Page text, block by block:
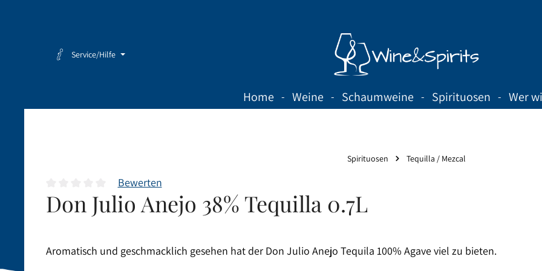
Service/Hilfe
Home Weine Schaumweine Spirituosen Wer
Spirituosen Tequilla / Mezcal
Durchschnittliche Bewertung von 0 von 5 Sternen
Bewerten
Don Julio Anejo 38% Tequilla 0.7L
Aromatisch und geschmacklich gesehen hat der Don Julio Anejo Tequila 100% Agave viel zu bieten.